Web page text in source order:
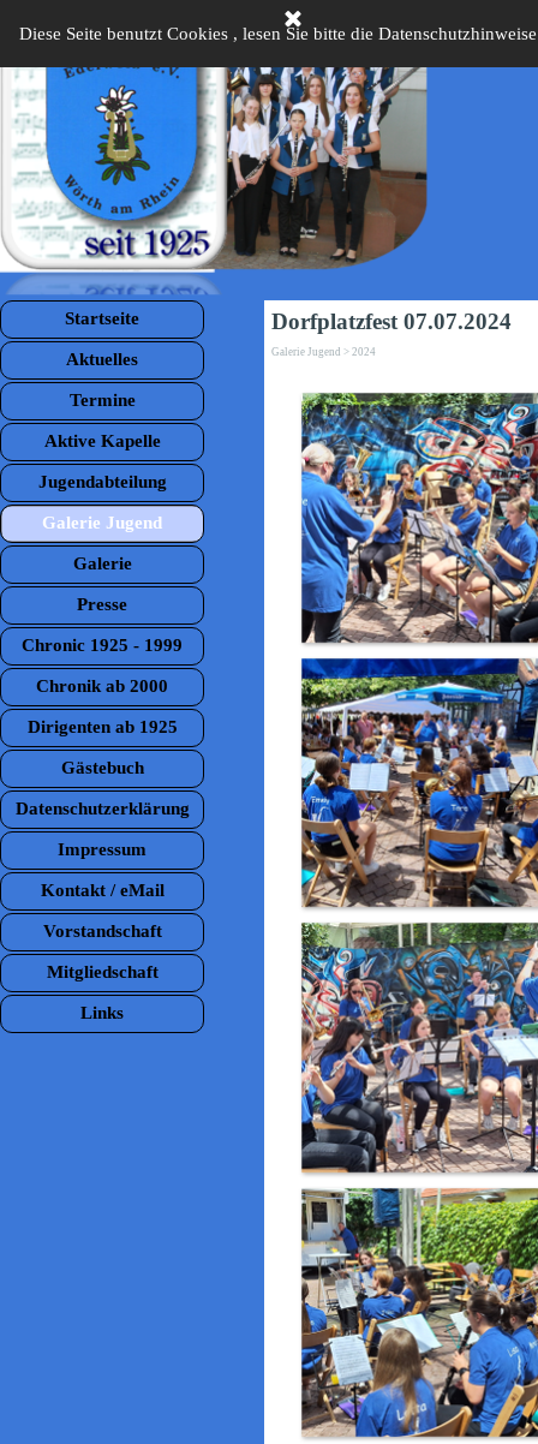
Diese Seite benutzt Cookies , lesen Sie bitte die
Menü überspringen
Startseite
Aktuelles
Termine
Aktive Kapelle
Jugendabteilung
Galerie Jugend ▼
Galerie ▼
Presse
Chronic 1925 - 1999
Chronik ab 2000
Dirigenten ab 1925
Gästebuch
Datenschutzerklärung
Impressum
Kontakt / eMail
Vorstandschaft
Mitgliedschaft
Links
Dorfplatzfest 07.07.2024
Galerie Jugend > 2024